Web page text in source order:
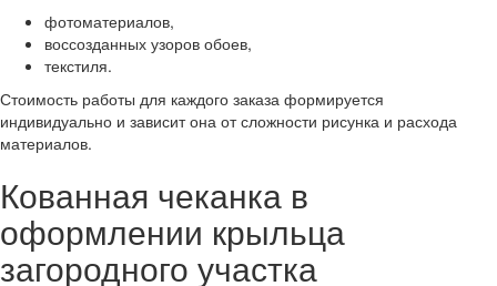
фотоматериалов,
воссозданных узоров обоев,
текстиля.
Стоимость работы для каждого заказа формируется
индивидуально и зависит она от сложности рисунка и расхода
материалов.
Кованная чеканка в
оформлении крыльца
загородного участка